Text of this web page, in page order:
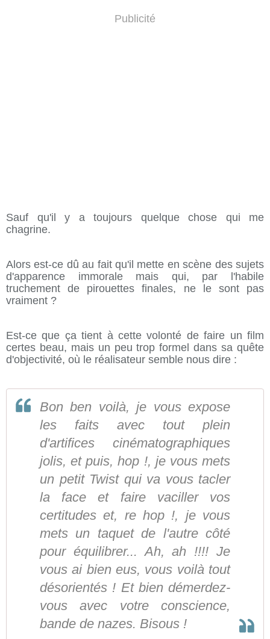
Publicité
Sauf qu'il y a toujours quelque chose qui me
chagrine.
Alors est-ce dû au fait qu'il mette en scène des sujets
d'apparence immorale mais qui, par l'habile
truchement de pirouettes finales, ne le sont pas
vraiment ?
Est-ce que ça tient à cette volonté de faire un film
certes beau, mais un peu trop formel dans sa quête
d'objectivité, où le réalisateur semble nous dire :
Bon ben voilà, je vous expose
les faits avec tout plein
d'artifices cinématographiques
jolis, et puis, hop !, je vous mets
un petit Twist qui va vous tacler
la face et faire vaciller vos
certitudes et, re hop !, je vous
mets un taquet de l'autre côté
pour équilibrer... Ah, ah !!!! Je
vous ai bien eus, vous voilà tout
désorientés ! Et bien démerdez-
vous avec votre conscience,
bande de nazes. Bisous !